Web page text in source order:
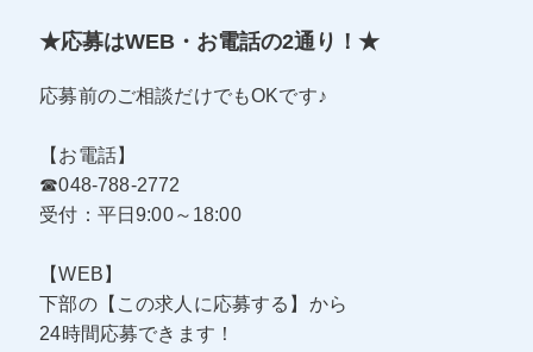
★応募はWEB・お電話の2通り！★
応募前のご相談だけでもOKです♪
【お電話】
☎048-788-2772
受付：平日9:00～18:00
【WEB】
下部の【この求人に応募する】から
24時間応募できます！